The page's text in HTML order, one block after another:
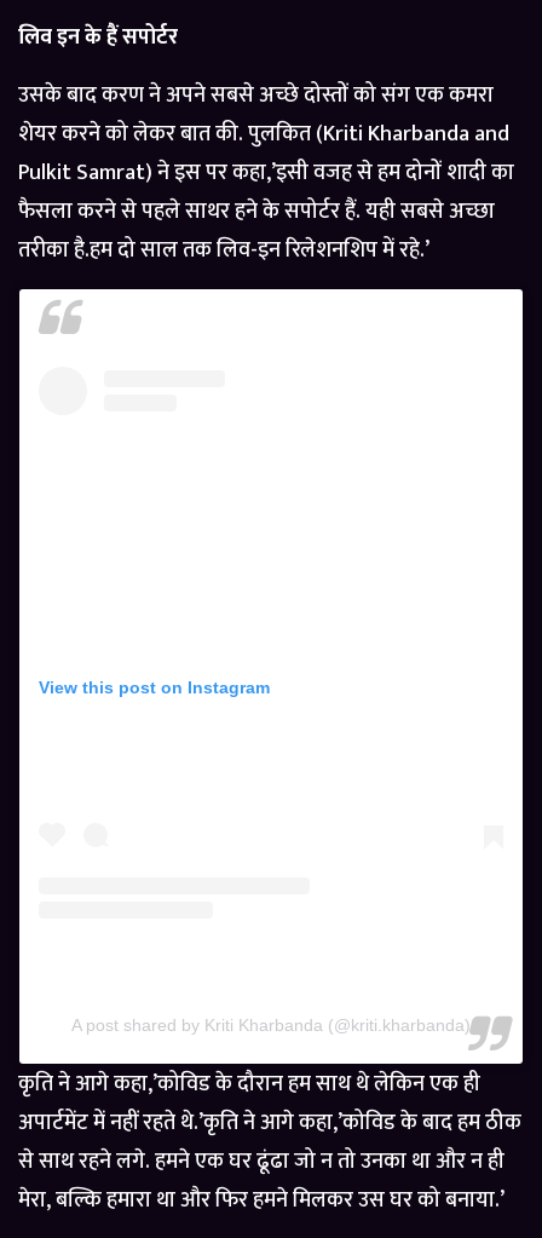
लिव इन के हैं सपोर्टर
उसके बाद करण ने अपने सबसे अच्छे दोस्तों को संग एक कमरा
शेयर करने को लेकर बात की. पुलकित (Kriti Kharbanda and
Pulkit Samrat) ने इस पर कहा,’इसी वजह से हम दोनों शादी का
फैसला करने से पहले साथर हने के सपोर्टर हैं. यही सबसे अच्छा
तरीका है.हम दो साल तक लिव-इन रिलेशनशिप में रहे.’
View this post on Instagram
A post shared by Kriti Kharbanda (@kriti.kharbanda)
कृति ने आगे कहा,’कोविड के दौरान हम साथ थे लेकिन एक ही
अपार्टमेंट में नहीं रहते थे.’कृति ने आगे कहा,’कोविड के बाद हम ठीक
से साथ रहने लगे. हमने एक घर ढूंढा जो न तो उनका था और न ही
मेरा, बल्कि हमारा था और फिर हमने मिलकर उस घर को बनाया.’